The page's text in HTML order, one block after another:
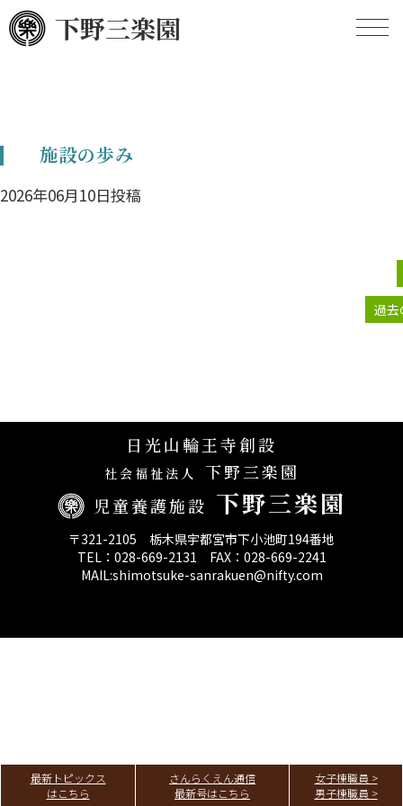
下野三楽園
決算報告
第三者評価報告
施設の歩み
2026年06月10日投稿
過去
最新トピックス
はこちら
さんらくえん通信
最新号はこちら
女子棟職員 >
男子棟職員 >
日光山輪王寺創設
社会福祉法人
下野三楽園
児童養護施設 下野三楽園
〒321-2105 栃木県宇都宮市下小池町194番地
TEL：028-669-2131 FAX：028-669-2241
MAIL:shimotsuke-sanrakuen@nifty.com